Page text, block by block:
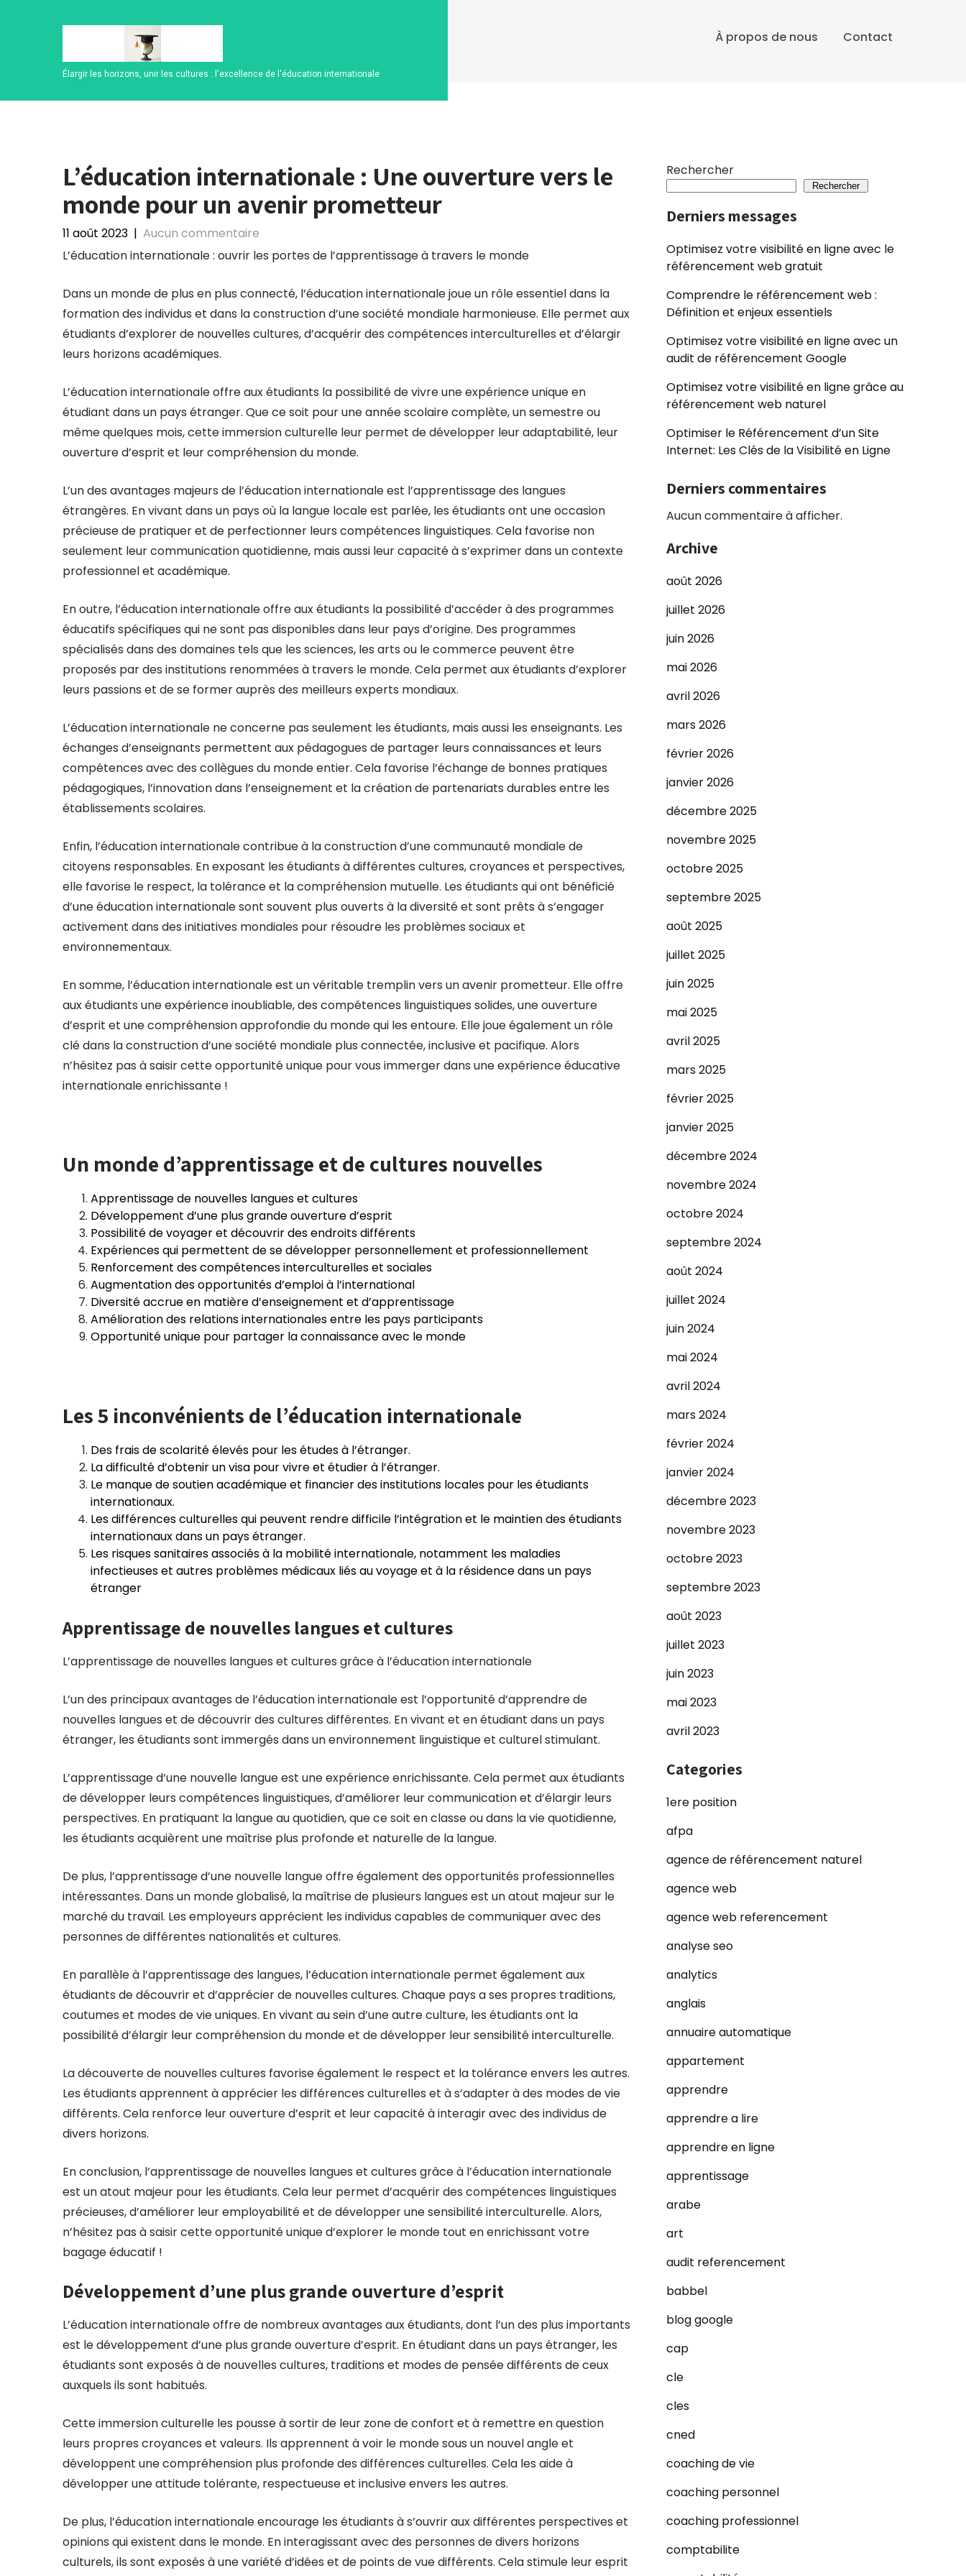
Élargir les horizons, unir les cultures : l'excellence de l'éducation internationale
À propos de nous Contact
L’éducation internationale : Une ouverture vers le
monde pour un avenir prometteur
11 août 2023 | Aucun commentaire
L’éducation internationale : ouvrir les portes de l’apprentissage à travers le monde
Dans un monde de plus en plus connecté, l’éducation internationale joue un rôle essentiel dans la
formation des individus et dans la construction d’une société mondiale harmonieuse. Elle permet aux
étudiants d’explorer de nouvelles cultures, d’acquérir des compétences interculturelles et d’élargir
leurs horizons académiques.
L’éducation internationale offre aux étudiants la possibilité de vivre une expérience unique en
étudiant dans un pays étranger. Que ce soit pour une année scolaire complète, un semestre ou
même quelques mois, cette immersion culturelle leur permet de développer leur adaptabilité, leur
ouverture d’esprit et leur compréhension du monde.
L’un des avantages majeurs de l’éducation internationale est l’apprentissage des langues
étrangères. En vivant dans un pays où la langue locale est parlée, les étudiants ont une occasion
précieuse de pratiquer et de perfectionner leurs compétences linguistiques. Cela favorise non
seulement leur communication quotidienne, mais aussi leur capacité à s’exprimer dans un contexte
professionnel et académique.
En outre, l’éducation internationale offre aux étudiants la possibilité d’accéder à des programmes
éducatifs spécifiques qui ne sont pas disponibles dans leur pays d’origine. Des programmes
spécialisés dans des domaines tels que les sciences, les arts ou le commerce peuvent être
proposés par des institutions renommées à travers le monde. Cela permet aux étudiants d’explorer
leurs passions et de se former auprès des meilleurs experts mondiaux.
L’éducation internationale ne concerne pas seulement les étudiants, mais aussi les enseignants. Les
échanges d’enseignants permettent aux pédagogues de partager leurs connaissances et leurs
compétences avec des collègues du monde entier. Cela favorise l’échange de bonnes pratiques
pédagogiques, l’innovation dans l’enseignement et la création de partenariats durables entre les
établissements scolaires.
Enfin, l’éducation internationale contribue à la construction d’une communauté mondiale de
citoyens responsables. En exposant les étudiants à différentes cultures, croyances et perspectives,
elle favorise le respect, la tolérance et la compréhension mutuelle. Les étudiants qui ont bénéficié
d’une éducation internationale sont souvent plus ouverts à la diversité et sont prêts à s’engager
activement dans des initiatives mondiales pour résoudre les problèmes sociaux et
environnementaux.
En somme, l’éducation internationale est un véritable tremplin vers un avenir prometteur. Elle offre
aux étudiants une expérience inoubliable, des compétences linguistiques solides, une ouverture
d’esprit et une compréhension approfondie du monde qui les entoure. Elle joue également un rôle
clé dans la construction d’une société mondiale plus connectée, inclusive et pacifique. Alors
n’hésitez pas à saisir cette opportunité unique pour vous immerger dans une expérience éducative
internationale enrichissante !
Un monde d’apprentissage et de cultures nouvelles
Apprentissage de nouvelles langues et cultures
Développement d’une plus grande ouverture d’esprit
Possibilité de voyager et découvrir des endroits différents
Expériences qui permettent de se développer personnellement et professionnellement
Renforcement des compétences interculturelles et sociales
Augmentation des opportunités d’emploi à l’international
Diversité accrue en matière d’enseignement et d’apprentissage
Amélioration des relations internationales entre les pays participants
Opportunité unique pour partager la connaissance avec le monde
Les 5 inconvénients de l’éducation internationale
Des frais de scolarité élevés pour les études à l’étranger.
La difficulté d’obtenir un visa pour vivre et étudier à l’étranger.
Le manque de soutien académique et financier des institutions locales pour les étudiants
internationaux.
Les différences culturelles qui peuvent rendre difficile l’intégration et le maintien des étudiants
internationaux dans un pays étranger.
Les risques sanitaires associés à la mobilité internationale, notamment les maladies
infectieuses et autres problèmes médicaux liés au voyage et à la résidence dans un pays
étranger
Apprentissage de nouvelles langues et cultures
L’apprentissage de nouvelles langues et cultures grâce à l’éducation internationale
L’un des principaux avantages de l’éducation internationale est l’opportunité d’apprendre de
nouvelles langues et de découvrir des cultures différentes. En vivant et en étudiant dans un pays
étranger, les étudiants sont immergés dans un environnement linguistique et culturel stimulant.
L’apprentissage d’une nouvelle langue est une expérience enrichissante. Cela permet aux étudiants
de développer leurs compétences linguistiques, d’améliorer leur communication et d’élargir leurs
perspectives. En pratiquant la langue au quotidien, que ce soit en classe ou dans la vie quotidienne,
les étudiants acquièrent une maîtrise plus profonde et naturelle de la langue.
De plus, l’apprentissage d’une nouvelle langue offre également des opportunités professionnelles
intéressantes. Dans un monde globalisé, la maîtrise de plusieurs langues est un atout majeur sur le
marché du travail. Les employeurs apprécient les individus capables de communiquer avec des
personnes de différentes nationalités et cultures.
En parallèle à l’apprentissage des langues, l’éducation internationale permet également aux
étudiants de découvrir et d’apprécier de nouvelles cultures. Chaque pays a ses propres traditions,
coutumes et modes de vie uniques. En vivant au sein d’une autre culture, les étudiants ont la
possibilité d’élargir leur compréhension du monde et de développer leur sensibilité interculturelle.
La découverte de nouvelles cultures favorise également le respect et la tolérance envers les autres.
Les étudiants apprennent à apprécier les différences culturelles et à s’adapter à des modes de vie
différents. Cela renforce leur ouverture d’esprit et leur capacité à interagir avec des individus de
divers horizons.
En conclusion, l’apprentissage de nouvelles langues et cultures grâce à l’éducation internationale
est un atout majeur pour les étudiants. Cela leur permet d’acquérir des compétences linguistiques
précieuses, d’améliorer leur employabilité et de développer une sensibilité interculturelle. Alors,
n’hésitez pas à saisir cette opportunité unique d’explorer le monde tout en enrichissant votre
bagage éducatif !
Développement d’une plus grande ouverture d’esprit
L’éducation internationale offre de nombreux avantages aux étudiants, dont l’un des plus importants
est le développement d’une plus grande ouverture d’esprit. En étudiant dans un pays étranger, les
étudiants sont exposés à de nouvelles cultures, traditions et modes de pensée différents de ceux
auxquels ils sont habitués.
Cette immersion culturelle les pousse à sortir de leur zone de confort et à remettre en question
leurs propres croyances et valeurs. Ils apprennent à voir le monde sous un nouvel angle et
développent une compréhension plus profonde des différences culturelles. Cela les aide à
développer une attitude tolérante, respectueuse et inclusive envers les autres.
De plus, l’éducation internationale encourage les étudiants à s’ouvrir aux différentes perspectives et
opinions qui existent dans le monde. En interagissant avec des personnes de divers horizons
culturels, ils sont exposés à une variété d’idées et de points de vue différents. Cela stimule leur esprit
Rechercher
Rechercher
Derniers messages
Optimisez votre visibilité en ligne avec le
référencement web gratuit
Comprendre le référencement web :
Définition et enjeux essentiels
Optimisez votre visibilité en ligne avec un
audit de référencement Google
Optimisez votre visibilité en ligne grâce au
référencement web naturel
Optimiser le Référencement d’un Site
Internet: Les Clés de la Visibilité en Ligne
Derniers commentaires
Aucun commentaire à afficher.
Archive
août 2026
juillet 2026
juin 2026
mai 2026
avril 2026
mars 2026
février 2026
janvier 2026
décembre 2025
novembre 2025
octobre 2025
septembre 2025
août 2025
juillet 2025
juin 2025
mai 2025
avril 2025
mars 2025
février 2025
janvier 2025
décembre 2024
novembre 2024
octobre 2024
septembre 2024
août 2024
juillet 2024
juin 2024
mai 2024
avril 2024
mars 2024
février 2024
janvier 2024
décembre 2023
novembre 2023
octobre 2023
septembre 2023
août 2023
juillet 2023
juin 2023
mai 2023
avril 2023
Categories
1ere position
afpa
agence de référencement naturel
agence web
agence web referencement
analyse seo
analytics
anglais
annuaire automatique
appartement
apprendre
apprendre a lire
apprendre en ligne
apprentissage
arabe
art
audit referencement
babbel
blog google
cap
cle
cles
cned
coaching de vie
coaching personnel
coaching professionnel
comptabilite